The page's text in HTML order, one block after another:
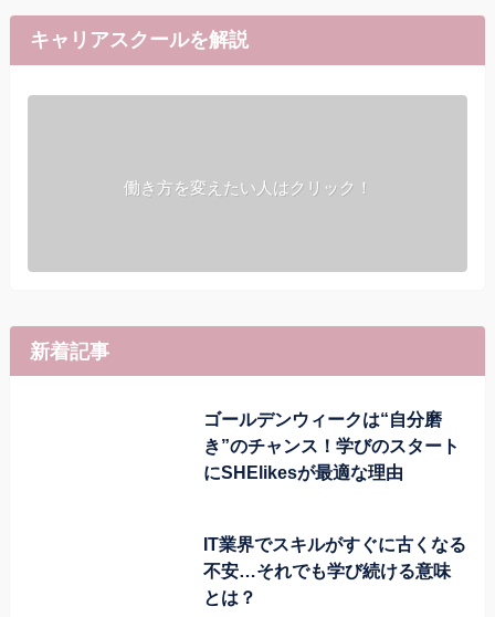
キャリアスクールを解説
働き方を変えたい人はクリック！
新着記事
ゴールデンウィークは“自分磨
き”のチャンス！学びのスタート
にSHElikesが最適な理由
IT業界でスキルがすぐに古くなる
不安…それでも学び続ける意味
とは？